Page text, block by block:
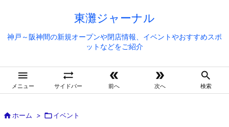
東灘ジャーナル
神戸～阪神間の新規オープンや閉店情報、イベントやおすすめスポ
ットなどをご紹介

メニュー

サイドバー

前へ

次へ

検索
ホーム > イベント